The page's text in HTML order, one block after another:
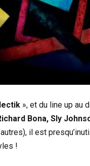
», et du line up au
Bona, Sly
il est
!